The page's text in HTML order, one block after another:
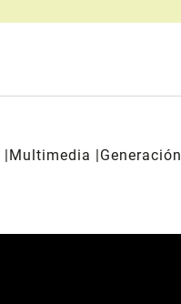
Multimedia
Generación